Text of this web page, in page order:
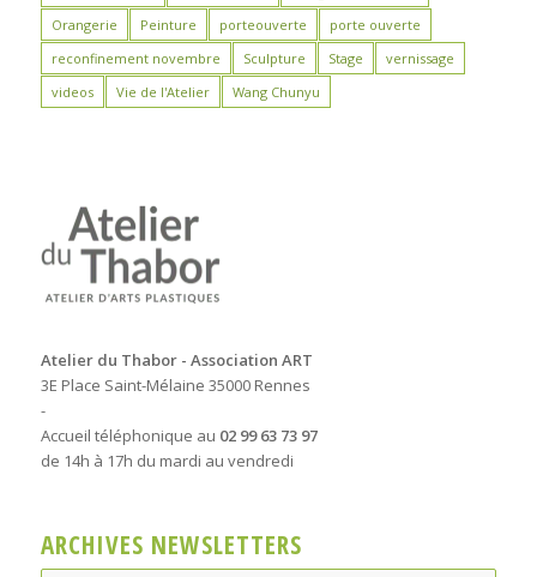
Orangerie
Peinture porteouverte
porte ouverte
reconfinement novembre
Sculpture Stage
vernissage
videos
Vie de l'Atelier Wang Chunyu
Atelier du Thabor - Association ART
3E Place Saint-Mélaine 35000 Rennes
-
Accueil téléphonique au 02 99 63 73 97
de 14h à 17h du mardi au vendredi
ARCHIVES NEWSLETTERS